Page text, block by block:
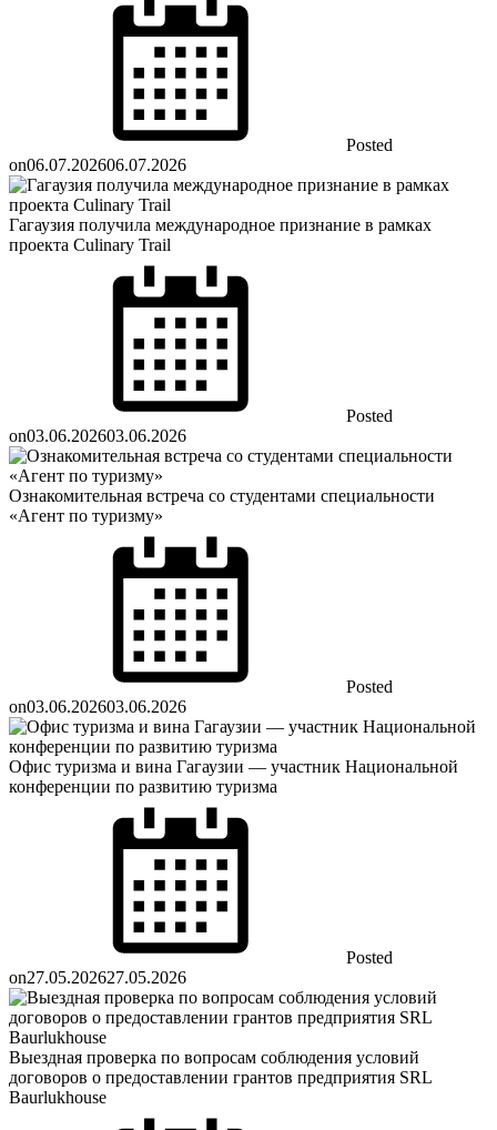
Posted
on06.07.202606.07.2026
Гагаузия получила международное признание в рамках
проекта Culinary Trail
Posted
on03.06.202603.06.2026
Ознакомительная встреча со студентами специальности
«Агент по туризму»
Posted
on03.06.202603.06.2026
Офис туризма и вина Гагаузии — участник Национальной
конференции по развитию туризма
Posted
on27.05.202627.05.2026
Выездная проверка по вопросам соблюдения условий
договоров о предоставлении грантов предприятия SRL
Baurlukhouse